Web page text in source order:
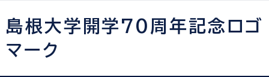
島根大学開学70周年記念ロゴ
マーク